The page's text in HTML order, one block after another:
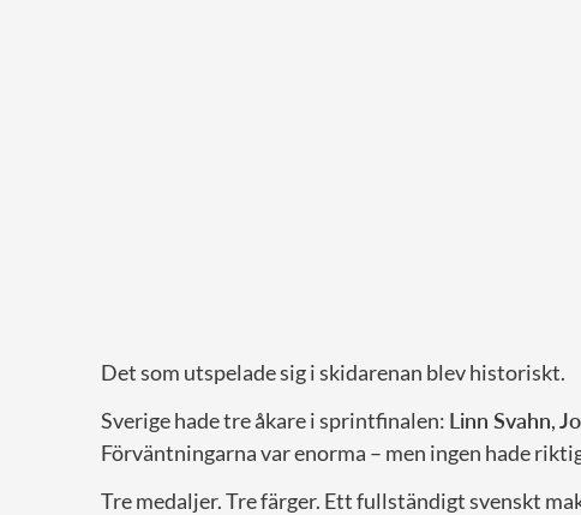
Det som utspelade sig i skidarenan blev historiskt.
Sverige hade tre åkare i sprintfinalen: Linn Svahn,
Förväntningarna var enorma – men ingen hade
Tre medaljer. Tre färger. Ett fullständigt svenskt